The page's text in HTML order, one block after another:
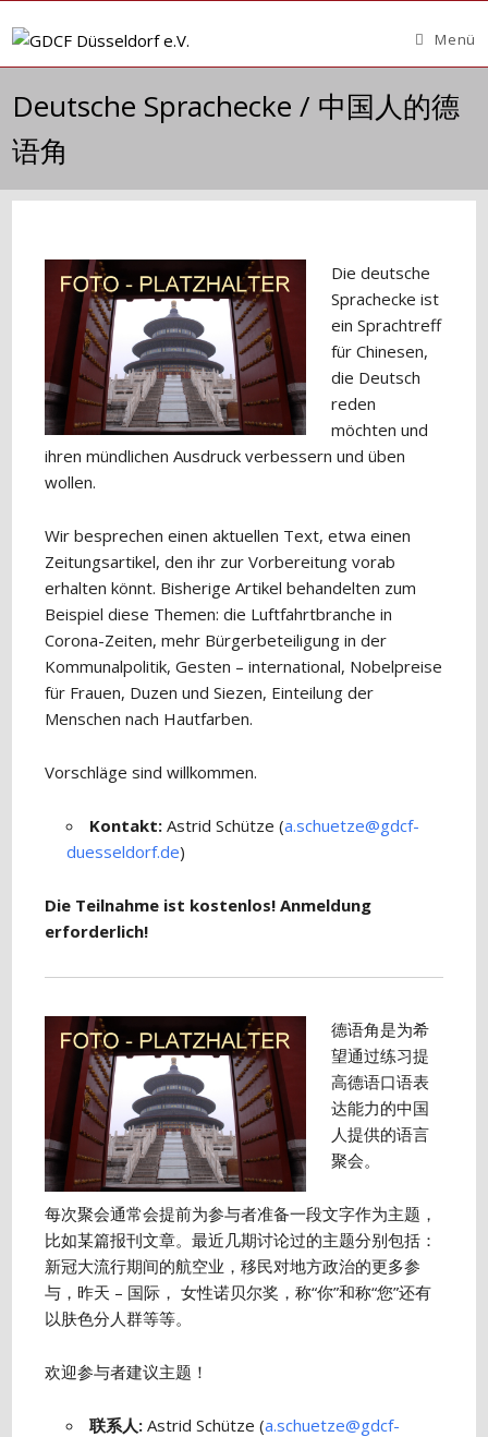
Inhalt
Menü
Deutsche Sprachecke / 中国人的德
语角
Die deutsche
Sprachecke ist
ein Sprachtreff
für Chinesen,
die Deutsch
reden
möchten und
ihren mündlichen Ausdruck verbessern und üben
wollen.
Wir besprechen einen aktuellen Text, etwa einen
Zeitungsartikel, den ihr zur Vorbereitung vorab
erhalten könnt. Bisherige Artikel behandelten zum
Beispiel diese Themen: die Luftfahrtbranche in
Corona-Zeiten, mehr Bürgerbeteiligung in der
Kommunalpolitik, Gesten – international, Nobelpreise
für Frauen, Duzen und Siezen, Einteilung der
Menschen nach Hautfarben.
Vorschläge sind willkommen.
Kontakt: Astrid Schütze (a.schuetze@gdcf-
duesseldorf.de)
Die Teilnahme ist kostenlos! Anmeldung
erforderlich!
德语角是为希
望通过练习提
高德语口语表
达能力的中国
人提供的语言
聚会。
每次聚会通常会提前为参与者准备一段文字作为主题，
比如某篇报刊文章。最近几期讨论过的主题分别包括：
新冠大流行期间的航空业，移民对地方政治的更多参
与，昨天 – 国际， 女性诺贝尔奖，称“你”和称“您”还有
以肤色分人群等等。
欢迎参与者建议主题！
联系人: Astrid Schütze (a.schuetze@gdcf-